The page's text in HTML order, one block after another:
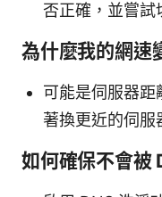
否正確，並嘗試
為什麼我的網速
可能是伺服器距
著換更近的伺服
如何確保不會被